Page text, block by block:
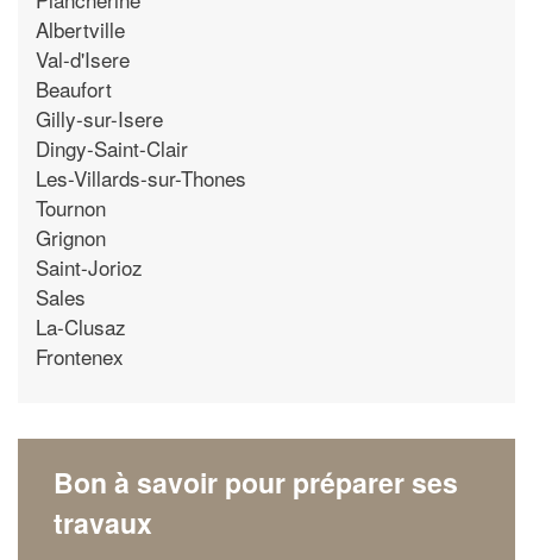
Albertville
Val-d'Isere
Beaufort
Gilly-sur-Isere
Dingy-Saint-Clair
Les-Villards-sur-Thones
Tournon
Grignon
Saint-Jorioz
Sales
La-Clusaz
Frontenex
Bon à savoir pour préparer ses
travaux